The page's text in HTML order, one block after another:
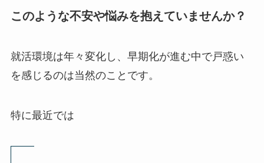
このような不安や悩みを抱えていませんか？
就活環境は年々変化し、早期化が進む中で戸惑い
を感じるのは当然のことです。
特に最近では